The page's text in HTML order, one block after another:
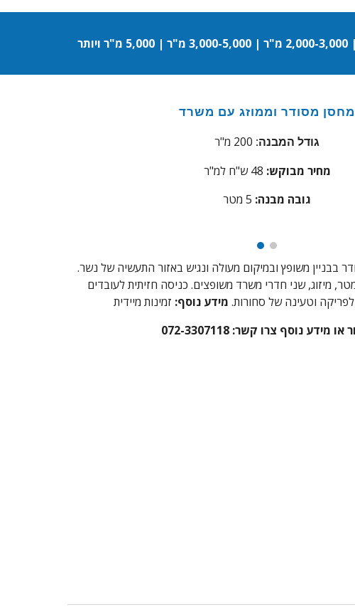
מחסן מסודר וממוזג עם משרד
גודל המבנה:
מחיר מבוקש: 48ש"ח למ"ר
גובה מבנה:
בבניין משופץ ובמיקום מעולה ונגיש באזור התעשיה של נשר.
בטון בגובה 5 מטר, מיזוג, שני חדרי משרד משופצים. כניסה חזיתית לעובדים
לפריקה וטעינה של סחורות. מידע נוסף: זמינות מיידית
או מידע נוסף צרו קשר: 072-3307118